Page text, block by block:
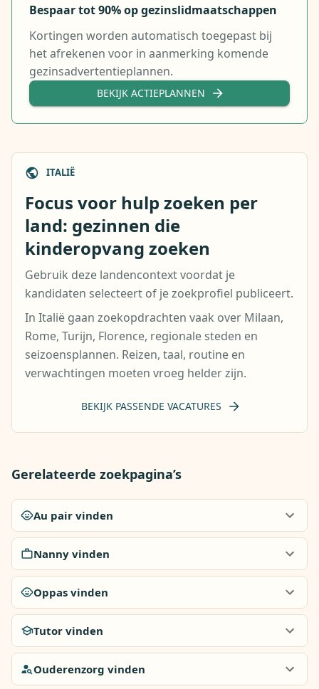
Bespaar tot 90% op gezinslidmaatschappen
Kortingen worden automatisch toegepast bij
het afrekenen voor in aanmerking komende
gezinsadvertentieplannen.
BEKIJK ACTIEPLANNEN
ITALIË
Focus voor hulp zoeken per
land: gezinnen die
kinderopvang zoeken
Gebruik deze landencontext voordat je
kandidaten selecteert of je zoekprofiel publiceert.
In Italië gaan zoekopdrachten vaak over Milaan,
Rome, Turijn, Florence, regionale steden en
seizoensplannen. Reizen, taal, routine en
verwachtingen moeten vroeg helder zijn.
BEKIJK PASSENDE VACATURES
Gerelateerde zoekpagina’s
Au pair vinden
Nanny vinden
Oppas vinden
Tutor vinden
Ouderenzorg vinden